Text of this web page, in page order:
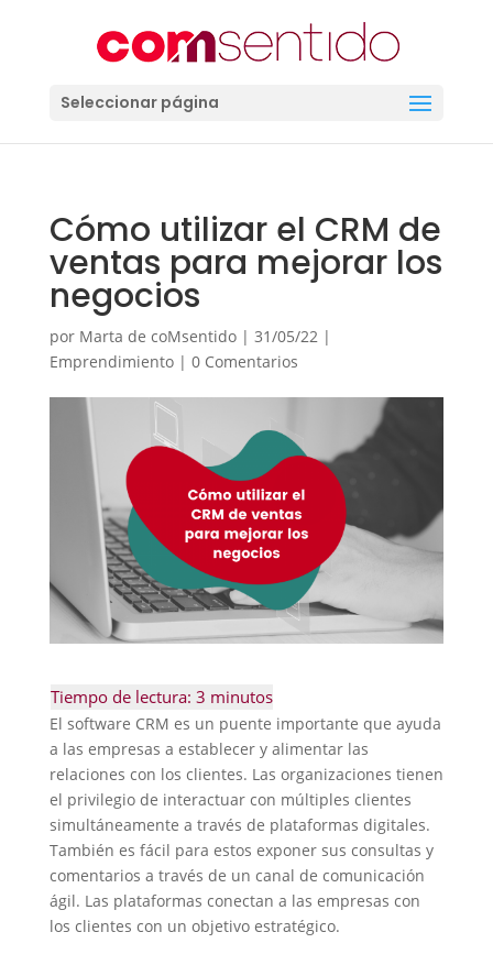
Seleccionar página
Cómo utilizar el CRM de
ventas para mejorar los
negocios
por Marta de coMsentido| 31/05/22|
Emprendimiento| 0 Comentarios
El software CRM es un puente importante que ayuda
a las empresas a establecer y alimentar las
relaciones con los clientes. Las organizaciones tienen
el privilegio de interactuar con múltiples clientes
simultáneamente a través de plataformas digitales.
También es fácil para estos exponer sus consultas y
comentarios a través de un canal de comunicación
ágil. Las plataformas conectan a las empresas con
los clientes con un objetivo estratégico.